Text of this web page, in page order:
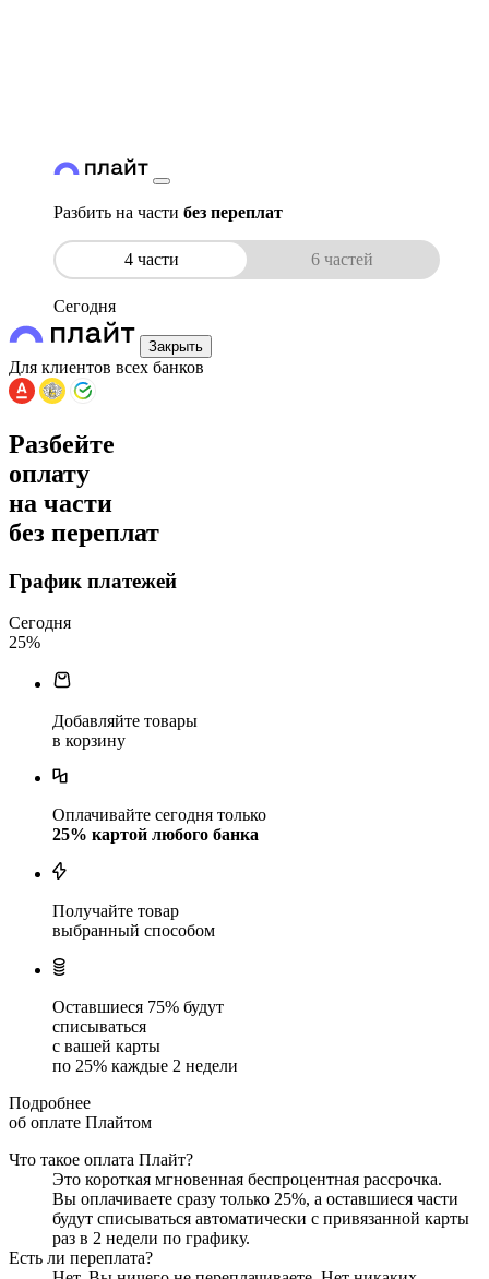
Разбить на части без переплат
4 части 6 частей
Сегодня
Закрыть
Для клиентов всех банков
Разбейте
оплату
на части
без переплат
График платежей
Сегодня
25%
Добавляйте товары
в корзину
Оплачивайте сегодня только
25% картой любого банка
Получайте товар
выбранный способом
Оставшиеся 75% будут
списываться
с вашей карты
по 25% каждые 2 недели
Подробнее
об оплате Плайтом
Что такое оплата Плайт?
Это короткая мгновенная беспроцентная рассрочка.
Вы оплачиваете сразу только 25%, а оставшиеся части
будут списываться автоматически с привязанной карты
раз в 2 недели по графику.
Есть ли переплата?